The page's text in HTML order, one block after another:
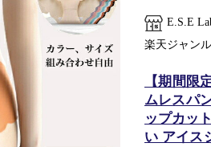
E.S.E
楽天ジャン
【期間限
ムレスパ
ップカッ
い アイス